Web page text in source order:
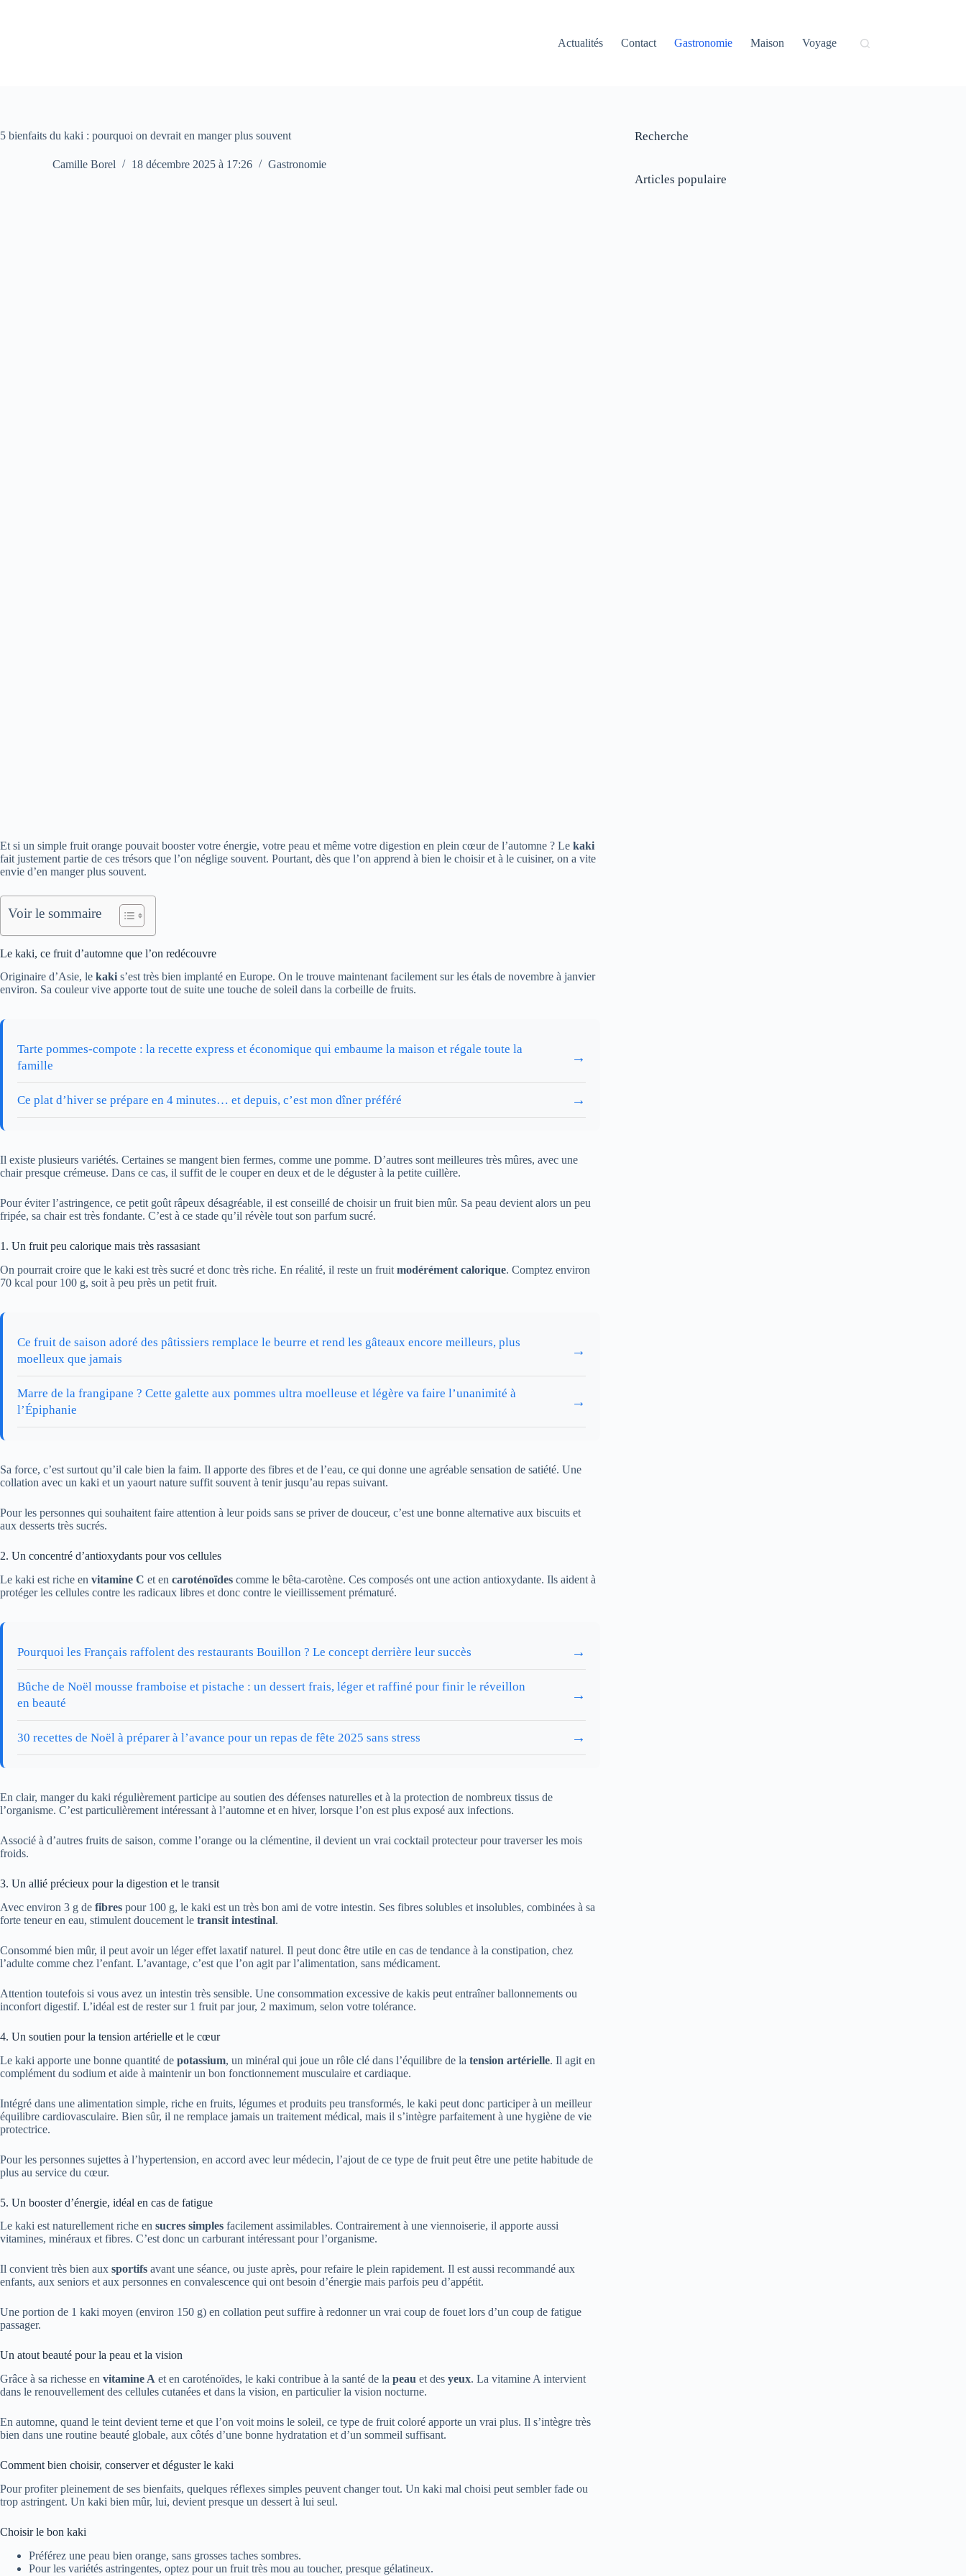
Actualités
Contact Gastronomie Maison Voyage
5 bienfaits du kaki : pourquoi on devrait en manger plus souvent
Camille Borel 18 décembre 2025 à 17:26 Gastronomie
Et si un simple fruit orange pouvait booster votre énergie, votre peau et même votre digestion en plein cœur de l’automne ? Le kaki
fait justement partie de ces trésors que l’on néglige souvent. Pourtant, dès que l’on apprend à bien le choisir et à le cuisiner, on a vite
envie d’en manger plus souvent.
Voir le sommaire
Le kaki, ce fruit d’automne que l’on redécouvre
Originaire d’Asie, le kaki s’est très bien implanté en Europe. On le trouve maintenant facilement sur les étals de novembre à janvier
environ. Sa couleur vive apporte tout de suite une touche de soleil dans la corbeille de fruits.
Tarte pommes-compote : la recette express et économique qui embaume la maison et régale toute la
famille
→
Ce plat d’hiver se prépare en 4 minutes… et depuis, c’est mon dîner préféré →
Il existe plusieurs variétés. Certaines se mangent bien fermes, comme une pomme. D’autres sont meilleures très mûres, avec une
chair presque crémeuse. Dans ce cas, il suffit de le couper en deux et de le déguster à la petite cuillère.
Pour éviter l’astringence, ce petit goût râpeux désagréable, il est conseillé de choisir un fruit bien mûr. Sa peau devient alors un peu
fripée, sa chair est très fondante. C’est à ce stade qu’il révèle tout son parfum sucré.
1. Un fruit peu calorique mais très rassasiant
On pourrait croire que le kaki est très sucré et donc très riche. En réalité, il reste un fruit modérément calorique. Comptez environ
70 kcal pour 100 g, soit à peu près un petit fruit.
Ce fruit de saison adoré des pâtissiers remplace le beurre et rend les gâteaux encore meilleurs, plus
moelleux que jamais
→
Marre de la frangipane ? Cette galette aux pommes ultra moelleuse et légère va faire l’unanimité à
l’Épiphanie
→
Sa force, c’est surtout qu’il cale bien la faim. Il apporte des fibres et de l’eau, ce qui donne une agréable sensation de satiété. Une
collation avec un kaki et un yaourt nature suffit souvent à tenir jusqu’au repas suivant.
Pour les personnes qui souhaitent faire attention à leur poids sans se priver de douceur, c’est une bonne alternative aux biscuits et
aux desserts très sucrés.
2. Un concentré d’antioxydants pour vos cellules
Le kaki est riche en vitamine C et en caroténoïdes comme le bêta-carotène. Ces composés ont une action antioxydante. Ils aident à
protéger les cellules contre les radicaux libres et donc contre le vieillissement prématuré.
Pourquoi les Français raffolent des restaurants Bouillon ? Le concept derrière leur succès →
Bûche de Noël mousse framboise et pistache : un dessert frais, léger et raffiné pour finir le réveillon
en beauté
→
30 recettes de Noël à préparer à l’avance pour un repas de fête 2025 sans stress →
En clair, manger du kaki régulièrement participe au soutien des défenses naturelles et à la protection de nombreux tissus de
l’organisme. C’est particulièrement intéressant à l’automne et en hiver, lorsque l’on est plus exposé aux infections.
Associé à d’autres fruits de saison, comme l’orange ou la clémentine, il devient un vrai cocktail protecteur pour traverser les mois
froids.
3. Un allié précieux pour la digestion et le transit
Avec environ 3 g de fibres pour 100 g, le kaki est un très bon ami de votre intestin. Ses fibres solubles et insolubles, combinées à sa
forte teneur en eau, stimulent doucement le transit intestinal.
Consommé bien mûr, il peut avoir un léger effet laxatif naturel. Il peut donc être utile en cas de tendance à la constipation, chez
l’adulte comme chez l’enfant. L’avantage, c’est que l’on agit par l’alimentation, sans médicament.
Attention toutefois si vous avez un intestin très sensible. Une consommation excessive de kakis peut entraîner ballonnements ou
inconfort digestif. L’idéal est de rester sur 1 fruit par jour, 2 maximum, selon votre tolérance.
4. Un soutien pour la tension artérielle et le cœur
Le kaki apporte une bonne quantité de potassium, un minéral qui joue un rôle clé dans l’équilibre de la tension artérielle. Il agit en
complément du sodium et aide à maintenir un bon fonctionnement musculaire et cardiaque.
Intégré dans une alimentation simple, riche en fruits, légumes et produits peu transformés, le kaki peut donc participer à un meilleur
équilibre cardiovasculaire. Bien sûr, il ne remplace jamais un traitement médical, mais il s’intègre parfaitement à une hygiène de vie
protectrice.
Pour les personnes sujettes à l’hypertension, en accord avec leur médecin, l’ajout de ce type de fruit peut être une petite habitude de
plus au service du cœur.
5. Un booster d’énergie, idéal en cas de fatigue
Le kaki est naturellement riche en sucres simples facilement assimilables. Contrairement à une viennoiserie, il apporte aussi
vitamines, minéraux et fibres. C’est donc un carburant intéressant pour l’organisme.
Il convient très bien aux sportifs avant une séance, ou juste après, pour refaire le plein rapidement. Il est aussi recommandé aux
enfants, aux seniors et aux personnes en convalescence qui ont besoin d’énergie mais parfois peu d’appétit.
Une portion de 1 kaki moyen (environ 150 g) en collation peut suffire à redonner un vrai coup de fouet lors d’un coup de fatigue
passager.
Un atout beauté pour la peau et la vision
Grâce à sa richesse en vitamine A et en caroténoïdes, le kaki contribue à la santé de la peau et des yeux. La vitamine A intervient
dans le renouvellement des cellules cutanées et dans la vision, en particulier la vision nocturne.
En automne, quand le teint devient terne et que l’on voit moins le soleil, ce type de fruit coloré apporte un vrai plus. Il s’intègre très
bien dans une routine beauté globale, aux côtés d’une bonne hydratation et d’un sommeil suffisant.
Comment bien choisir, conserver et déguster le kaki
Pour profiter pleinement de ses bienfaits, quelques réflexes simples peuvent changer tout. Un kaki mal choisi peut sembler fade ou
trop astringent. Un kaki bien mûr, lui, devient presque un dessert à lui seul.
Choisir le bon kaki
Préférez une peau bien orange, sans grosses taches sombres.
Pour les variétés astringentes, optez pour un fruit très mou au toucher, presque gélatineux.
Recherche
Articles populaire